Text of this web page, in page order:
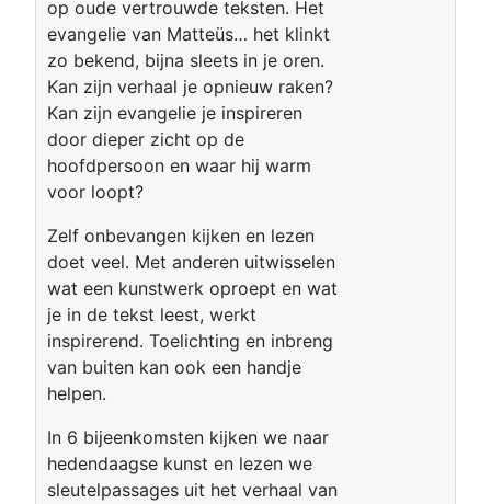
op oude vertrouwde teksten. Het
evangelie van Matteüs… het klinkt
zo bekend, bijna sleets in je oren.
Kan zijn verhaal je opnieuw raken?
Kan zijn evangelie je inspireren
door dieper zicht op de
hoofdpersoon en waar hij warm
voor loopt?
Zelf onbevangen kijken en lezen
doet veel. Met anderen uitwisselen
wat een kunstwerk oproept en wat
je in de tekst leest, werkt
inspirerend. Toelichting en inbreng
van buiten kan ook een handje
helpen.
In 6 bijeenkomsten kijken we naar
hedendaagse kunst en lezen we
sleutelpassages uit het verhaal van